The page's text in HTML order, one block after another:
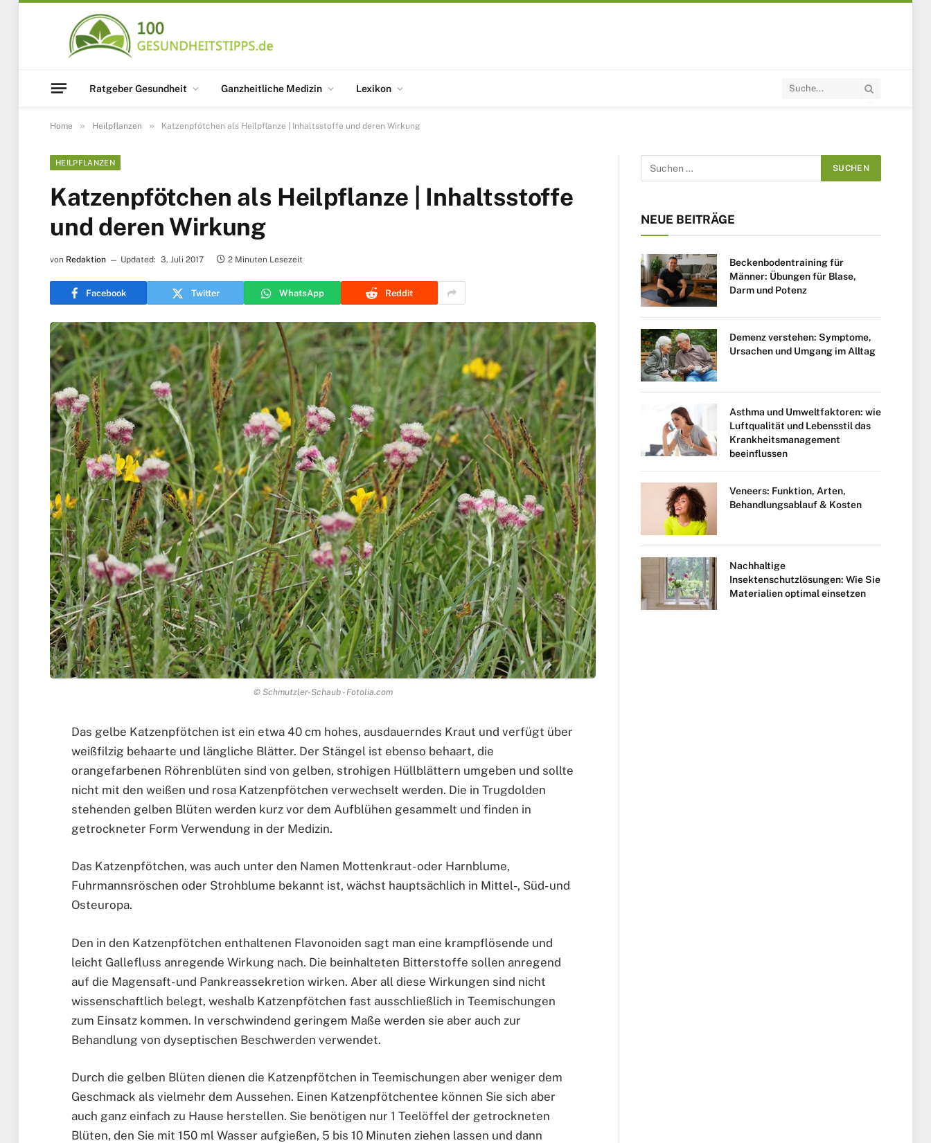
Ratgeber Gesundheit Ganzheitliche Medizin Lexikon
Home » Heilpflanzen » Katzenpfötchen als Heilpflanze | Inhaltsstoffe und deren Wirkung
HEILPFLANZEN
Katzenpfötchen als Heilpflanze | Inhaltsstoffe
und deren Wirkung
von Redaktion Updated: 3. Juli 2017 2 Minuten Lesezeit
Facebook Twitter WhatsApp Reddit
© Schmutzler-Schaub - Fotolia.com
Das gelbe Katzenpfötchen ist ein etwa 40 cm hohes, ausdauerndes Kraut und verfügt über
weißfilzig behaarte und längliche Blätter. Der Stängel ist ebenso behaart, die
orangefarbenen Röhrenblüten sind von gelben, strohigen Hüllblättern umgeben und sollte
nicht mit den weißen und rosa Katzenpfötchen verwechselt werden. Die in Trugdolden
stehenden gelben Blüten werden kurz vor dem Aufblühen gesammelt und finden in
getrockneter Form Verwendung in der Medizin.
Das Katzenpfötchen, was auch unter den Namen Mottenkraut- oder Harnblume,
Fuhrmannsröschen oder Strohblume bekannt ist, wächst hauptsächlich in Mittel-, Süd- und
Osteuropa.
Den in den Katzenpfötchen enthaltenen Flavonoiden sagt man eine krampflösende und
leicht Gallefluss anregende Wirkung nach. Die beinhalteten Bitterstoffe sollen anregend
auf die Magensaft- und Pankreassekretion wirken. Aber all diese Wirkungen sind nicht
wissenschaftlich belegt, weshalb Katzenpfötchen fast ausschließlich in Teemischungen
zum Einsatz kommen. In verschwindend geringem Maße werden sie aber auch zur
Behandlung von dyseptischen Beschwerden verwendet.
Durch die gelben Blüten dienen die Katzenpfötchen in Teemischungen aber weniger dem
Geschmack als vielmehr dem Aussehen. Einen Katzenpfötchentee können Sie sich aber
auch ganz einfach zu Hause herstellen. Sie benötigen nur 1 Teelöffel der getrockneten
Blüten, den Sie mit 150 ml Wasser aufgießen, 5 bis 10 Minuten ziehen lassen und dann
NEUE BEITRÄGE
Beckenbodentraining für
Männer: Übungen für Blase,
Darm und Potenz
Demenz verstehen: Symptome,
Ursachen und Umgang im Alltag
Asthma und Umweltfaktoren: wie
Luftqualität und Lebensstil das
Krankheitsmanagement
beeinflussen
Veneers: Funktion, Arten,
Behandlungsablauf & Kosten
Nachhaltige
Insektenschutzlösungen: Wie Sie
Materialien optimal einsetzen